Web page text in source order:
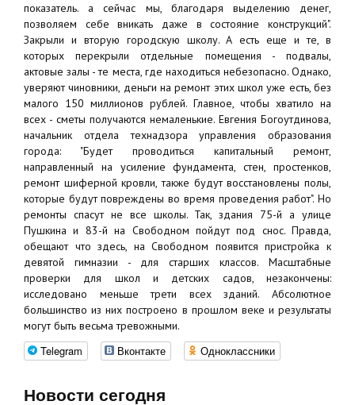
показатель. а сейчас мы, благодаря выделению денег,
позволяем себе вникать даже в состояние конструкций".
Закрыли и вторую городскую школу. А есть еще и те, в
которых перекрыли отдельные помещения - подвалы,
актовые залы - те места, где находиться небезопасно. Однако,
уверяют чиновники, деньги на ремонт этих школ уже есть, без
малого 150 миллионов рублей. Главное, чтобы хватило на
всех - сметы получаются немаленькие. Евгения Богоутдинова,
начальник отдела технадзора управления образования
города: "Будет проводиться капитальный ремонт,
направленный на усиление фундамента, стен, простенков,
ремонт шиферной кровли, также будут восстановлены полы,
которые будут повреждены во время проведения работ". Но
ремонты спасут не все школы. Так, здания 75-й а улице
Пушкина и 83-й на Свободном пойдут под снос. Правда,
обещают что здесь, на Свободном появится пристройка к
девятой гимназии - для старших классов. Масштабные
проверки для школ и детских садов, незакончены:
исследовано меньше трети всех зданий. Абсолютное
большинство из них построено в прошлом веке и результаты
могут быть весьма тревожными.
Telegram Вконтакте Одноклассники
Новости сегодня